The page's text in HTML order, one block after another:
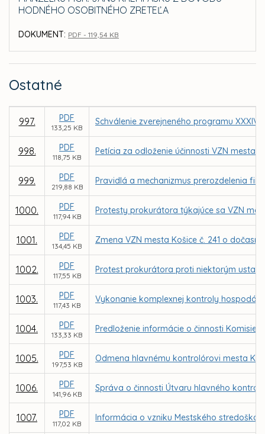
HODNÉHO OSOBITNÉHO ZRETEĽA
DOKUMENT: PDF - 119,54 KB
Ostatné
997. PDF
133,25 KB
Schválenie zverejneného programu
998. PDF
118,75 KB
Petícia za odloženie účinnosti VZN mesta
999. PDF
219,88 KB
Pravidlá a mechanizmus prerozdelenia
1000. PDF
117,94 KB
Protesty prokurátora týkajúce sa VZN
1001. PDF
134,45 KB
Zmena VZN mesta Košice č. 241 o
1002. PDF
117,55 KB
Protest prokurátora proti niektorým
1003. PDF
117,43 KB
Vykonanie komplexnej kontroly
1004. PDF
133,33 KB
Predloženie informácie o činnosti
1005. PDF
197,53 KB
Odmena hlavnému kontrolórovi mesta
1006. PDF
141,96 KB
Správa o činnosti Útvaru hlavného
1007. PDF
117,02 KB
Informácia o vzniku Mestského